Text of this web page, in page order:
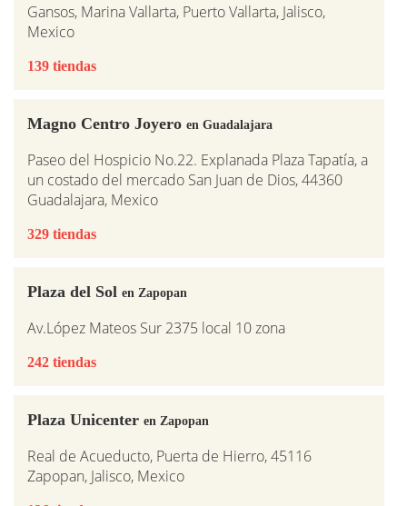
Gansos, Marina Vallarta, Puerto Vallarta, Jalisco,
Mexico
139 tiendas
Magno Centro Joyero en Guadalajara
Paseo del Hospicio No.22. Explanada Plaza Tapatía, a
un costado del mercado San Juan de Dios, 44360
Guadalajara, Mexico
329 tiendas
Plaza del Sol en Zapopan
Av.López Mateos Sur 2375 local 10 zona
242 tiendas
Plaza Unicenter en Zapopan
Real de Acueducto, Puerta de Hierro, 45116
Zapopan, Jalisco, Mexico